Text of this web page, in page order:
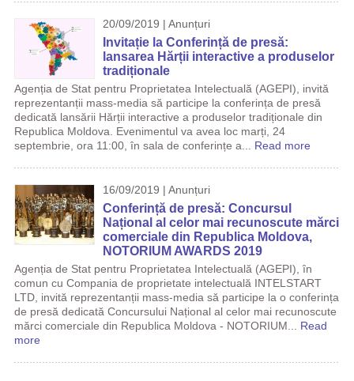
20/09/2019 | Anunțuri
Invitație la Conferință de presă:
lansarea Hărții interactive a produselor
tradiționale
Agenția de Stat pentru Proprietatea Intelectuală (AGEPI), invită
reprezentanții mass-media să participe la conferința de presă
dedicată lansării Hărții interactive a produselor tradiționale din
Republica Moldova. Evenimentul va avea loc marți, 24
septembrie, ora 11:00, în sala de conferințe a... Read more
16/09/2019 | Anunțuri
Conferință de presă: Concursul
Național al celor mai recunoscute mărci
comerciale din Republica Moldova,
NOTORIUM AWARDS 2019
Agenția de Stat pentru Proprietatea Intelectuală (AGEPI), în
comun cu Compania de proprietate intelectuală INTELSTART
LTD, invită reprezentanții mass-media să participe la o conferința
de presă dedicată Concursului Național al celor mai recunoscute
mărci comerciale din Republica Moldova - NOTORIUM... Read
more